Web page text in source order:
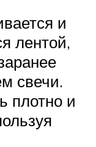
и
лентой,
свечи.
плотно и